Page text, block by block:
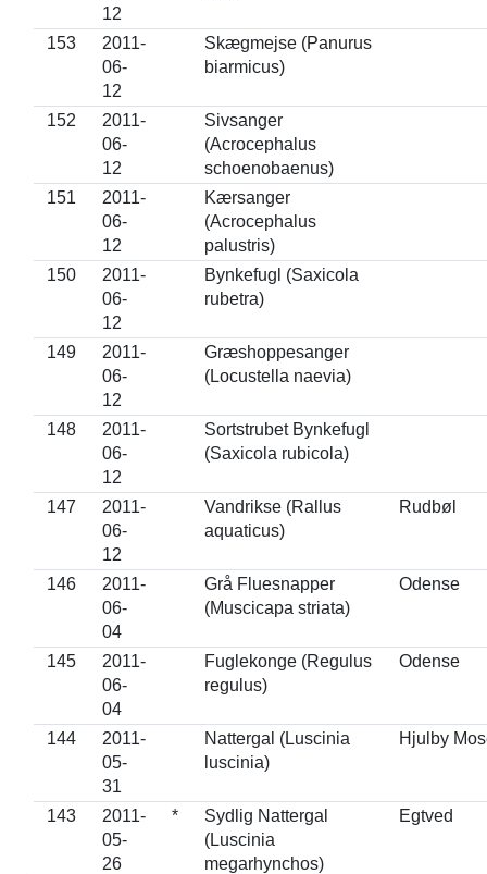
12
153
2011-
06-
12
Skægmejse (Panurus
biarmicus)
152
2011-
06-
12
Sivsanger
(Acrocephalus
schoenobaenus)
151
2011-
06-
12
Kærsanger
(Acrocephalus
palustris)
150
2011-
06-
12
Bynkefugl (Saxicola
rubetra)
149
2011-
06-
12
Græshoppesanger
(Locustella naevia)
148
2011-
06-
12
Sortstrubet Bynkefugl
(Saxicola rubicola)
147
2011-
06-
12
Vandrikse (Rallus
aquaticus)
Rudbøl
146
2011-
06-
04
Grå Fluesnapper
(Muscicapa striata)
Odense
145
2011-
06-
04
Fuglekonge (Regulus
regulus)
Odense
144
2011-
05-
31
Nattergal (Luscinia
luscinia)
Hjulby
143
2011-
05-
26
*
Sydlig Nattergal
(Luscinia
megarhynchos)
Egtved